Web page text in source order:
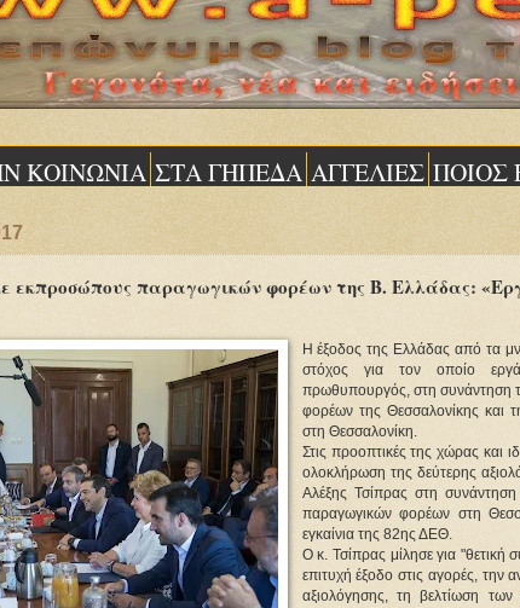
ΚΟΙΝΩΝΙΑ ΣΤΑ ΓΗΠΕΔΑ ΑΓΓΕΛΙΕΣ ΠΟΙΟΣ
εκπροσώπους παραγωγικών φορέων της Β. Ελλάδας:
Η έξοδος της Ελλάδας από τα
στόχος για τον οποίο
πρωθυπουργός, στη συνάντηση
φορέων της Θεσσαλονίκης και
στη Θεσσαλονίκη.
Στις προοπτικές της χώρας και
ολοκλήρωση της δεύτερης
Αλέξης Τσίπρας στη
παραγωγικών φορέων στη
εγκαίνια της 82ης ΔΕΘ.
Ο κ. Τσίπρας μίλησε για "θετική
επιτυχή έξοδο στις αγορές, την
αξιολόγησης, τη βελτίωση των